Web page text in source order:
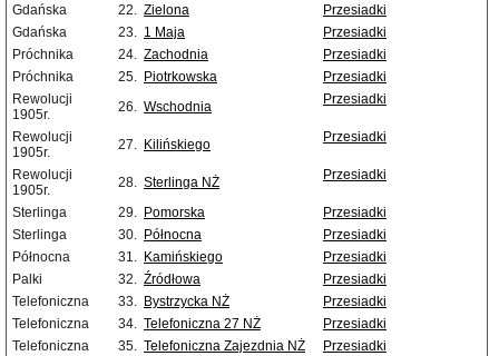
Gdańska
22. Zielona
Przesiadki
Gdańska
23. 1 Maja
Przesiadki
Próchnika
24. Zachodnia
Przesiadki
Próchnika
25. Piotrkowska
Przesiadki
Rewolucji
1905r.
26. Wschodnia Przesiadki
Rewolucji
1905r.
27. Kilińskiego Przesiadki
Rewolucji
1905r.
28. Sterlinga NŻ Przesiadki
Sterlinga 29. Pomorska
Przesiadki
Sterlinga
30. Północna
Przesiadki
Północna
31. Kamińskiego
Przesiadki
Palki
32. Źródłowa
Przesiadki
Telefoniczna
33. Bystrzycka NŻ
Przesiadki
Telefoniczna
34. Telefoniczna 27 NŻ
Przesiadki
Telefoniczna
35. Telefoniczna Zajezdnia NŻ
Przesiadki